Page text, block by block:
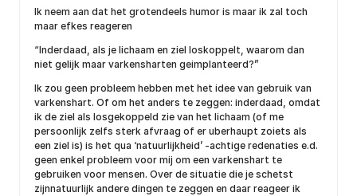
Ik neem aan dat het grotendeels humor is maar ik zal toch
maar efkes reageren
“Inderdaad, als je lichaam en ziel loskoppelt, waarom dan
niet gelijk maar varkensharten geimplanteerd?”
Ik zou geen probleem hebben met het idee van gebruik van
varkenshart. Of om het anders te zeggen: inderdaad, omdat
ik de ziel als losgekoppeld zie van het lichaam (of me
persoonlijk zelfs sterk afvraag of er uberhaupt zoiets als
een ziel is) is het qua ‘natuurlijkheid’ -achtige redenaties e.d.
geen enkel probleem voor mij om een varkenshart te
gebruiken voor mensen. Over de situatie die je schetst
zijnnatuurlijk andere dingen te zeggen en daar reageer ik